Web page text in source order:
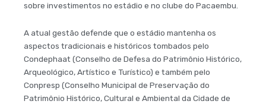
sobre investimentos no estádio e no clube do Pacaembu.
A atual gestão defende que o estádio mantenha os
aspectos tradicionais e históricos tombados pelo
Condephaat (Conselho de Defesa do Patrimônio Histórico,
Arqueológico, Artístico e Turístico) e também pelo
Conpresp (Conselho Municipal de Preservação do
Patrimônio Histórico, Cultural e Ambiental da Cidade de